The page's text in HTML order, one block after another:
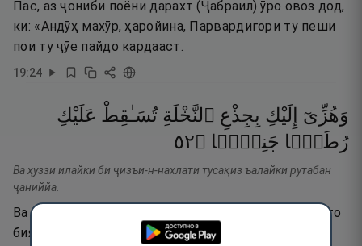
Пас, аз ҷониби поёни дарахт (Ҷабраил) ӯро овоз дод,
ки: «Андӯҳ махӯр, ҳаройина, Парвардигори ту пеши
пои ту ҷӯе пайдо кардааст.
19:24
وَهُزِّىٓ إِلَيْكِ بِجِذْعِ ٱلنَّخْلَةِ تُسَـٰقِطْ عَلَيْكِ
رُطَبًۭا جَنِيًّۭا ۝٢٥
Ва ҳуззи илайки би ҷизъи-н-нахлати тусақиз ъалайки рутабан
ҷаниййа.
Ва биҷунбон ба сӯйи хеш танаи дарахти хурморо, то
бияфганад бар сари ту хурмои тоза.